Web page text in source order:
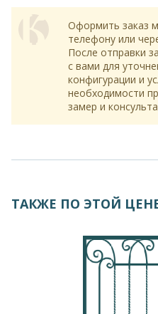
Оформить заказ
телефону или
После отправки
с вами для
конфигурации и
необходимости
замер и
ТАКЖЕ ПО ЭТОЙ